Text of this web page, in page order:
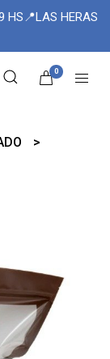
HS📍LAS HERAS
0